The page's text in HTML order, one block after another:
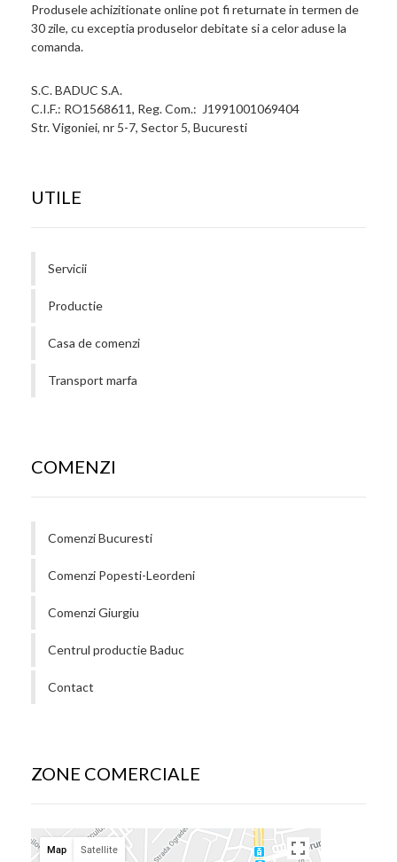
Produsele achizitionate online pot fi returnate in termen de
30 zile, cu exceptia produselor debitate si a celor aduse la
comanda.
S.C. BADUC S.A.
C.I.F.: RO1568611, Reg. Com.: J1991001069404
Str. Vigoniei, nr 5-7, Sector 5, Bucuresti
UTILE
Servicii
Productie
Casa de comenzi
Transport marfa
COMENZI
Comenzi Bucuresti
Comenzi Popesti-Leordeni
Comenzi Giurgiu
Centrul productie Baduc
Contact
ZONE COMERCIALE